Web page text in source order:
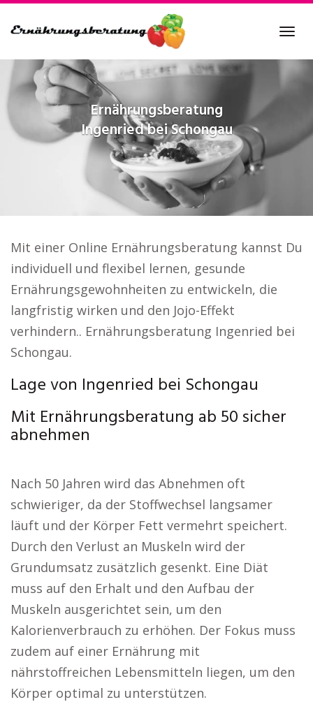
to
content
Ernährungsberatung
Ingenried bei Schongau
Mit einer Online Ernährungsberatung kannst Du
individuell und flexibel lernen, gesunde
Ernährungsgewohnheiten zu entwickeln, die
langfristig wirken und den Jojo-Effekt
verhindern.. Ernährungsberatung Ingenried bei
Schongau.
Lage von Ingenried bei Schongau
Mit Ernährungsberatung ab 50 sicher
abnehmen
Nach 50 Jahren wird das Abnehmen oft
schwieriger, da der Stoffwechsel langsamer
läuft und der Körper Fett vermehrt speichert.
Durch den Verlust an Muskeln wird der
Grundumsatz zusätzlich gesenkt. Eine Diät
muss auf den Erhalt und den Aufbau der
Muskeln ausgerichtet sein, um den
Kalorienverbrauch zu erhöhen. Der Fokus muss
zudem auf einer Ernährung mit
nährstoffreichen Lebensmitteln liegen, um den
Körper optimal zu unterstützen.